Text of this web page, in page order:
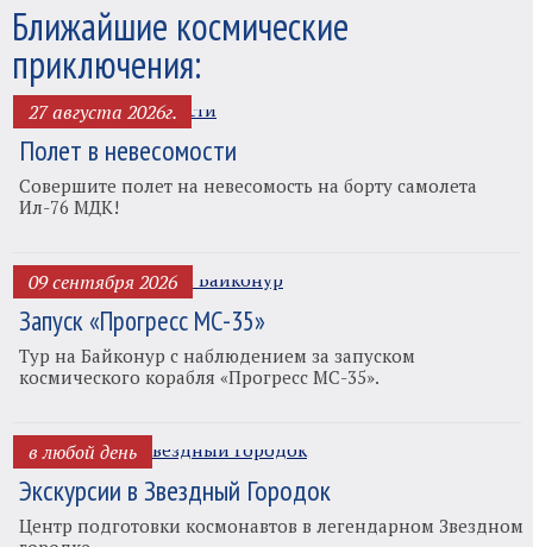
Ближайшие космические
приключения:
27 августа 2026г.
Полет в невесомости
Совершите полет на невесомость на борту самолета
Ил-76 МДК!
09 сентября 2026
Запуск «Прогресс МС-35»
Тур на Байконур с наблюдением за запуском
космического корабля «Прогресс МС-35».
в любой день
Экскурсии в Звездный Городок
Центр подготовки космонавтов в легендарном Звездном